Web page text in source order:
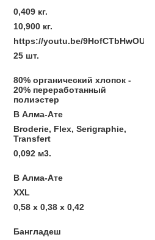
0,409 кг.
10,900 кг.
https://youtu.be/9HofCTbHwOU
25 шт.
80% органический хлопок -
20% переработанный
полиэстер
В Алма-Ате
Broderie, Flex, Serigraphie,
Transfert
0,092 м3.
В Алма-Ате
XXL
0,58 x 0,38 x 0,42
Бангладеш